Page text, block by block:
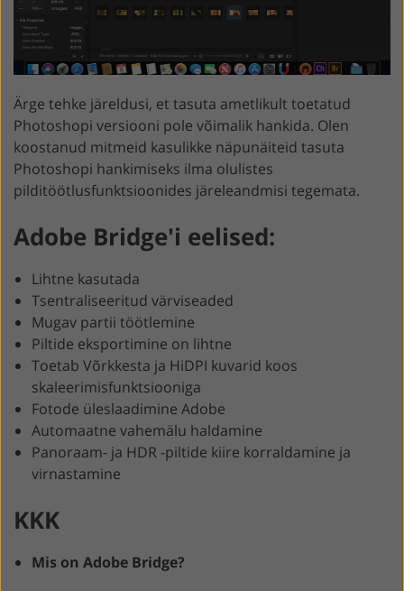
Ärge tehke järeldusi, et tasuta ametlikult toetatud
Photoshopi versiooni pole võimalik hankida. Olen
koostanud mitmeid kasulikke näpunäiteid tasuta
Photoshopi hankimiseks ilma olulistes
pilditöötlusfunktsioonides järeleandmisi tegemata.
Adobe Bridge'i eelised:
Lihtne kasutada
Tsentraliseeritud värviseaded
Mugav partii töötlemine
Piltide eksportimine on lihtne
Toetab Võrkkesta ja HiDPI kuvarid koos
skaleerimisfunktsiooniga
Fotode üleslaadimine Adobe
Automaatne vahemälu haldamine
Panoraam- ja HDR -piltide kiire korraldamine ja
virnastamine
KKK
Mis on Adobe Bridge?